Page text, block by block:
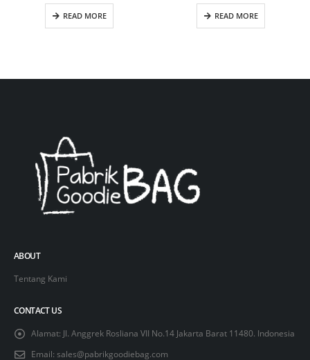
READ MORE READ MORE
ABOUT
Tentang Kami
CONTACT US
Alamat: Jl. Anggrek Rosliana VII No.14 Jakarta Barat 11480. Indonesia
Email: sales@pabrikgoodiebag.com